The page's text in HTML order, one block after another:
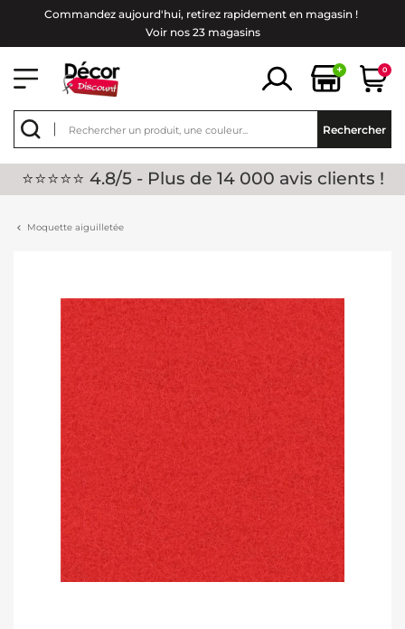
Commandez aujourd'hui, retirez rapidement en magasin !
Voir nos 23 magasins
+ 0
Rechercher
⭐⭐⭐⭐⭐ 4.8/5 - Plus de 14 000 avis clients !
Moquette aiguilletée